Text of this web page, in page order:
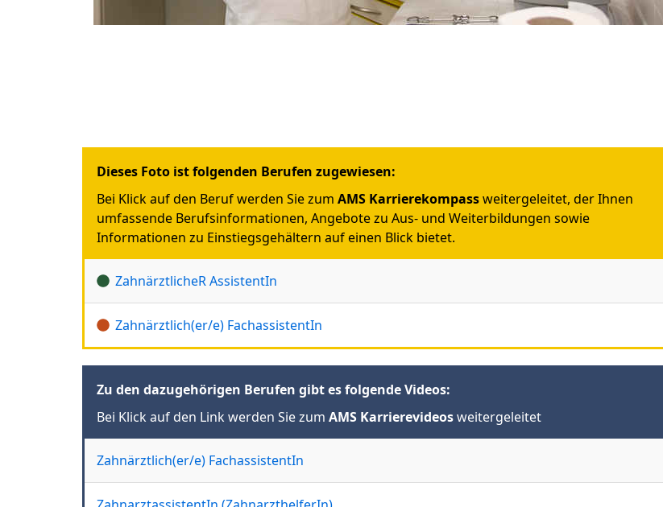
Dieses Foto ist folgenden Berufen zugewiesen:
Bei Klick auf den Beruf werden Sie zum AMS Karrierekompassweitergeleitet, der Ihnen
umfassende Berufsinformationen, Angebote zu Aus- und Weiterbildungen sowie
Informationen zu Einstiegsgehältern auf einen Blick bietet.
ZahnärztlicheR AssistentIn
Zahnärztlich(er/e) FachassistentIn
Zu den dazugehörigen Berufen gibt es folgende Videos:
Bei Klick auf den Link werden Sie zum AMS Karrierevideosweitergeleitet
Zahnärztlich(er/e) FachassistentIn